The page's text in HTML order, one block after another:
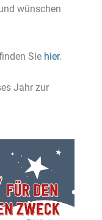
wünschen
Sie hier.
Jahr zur